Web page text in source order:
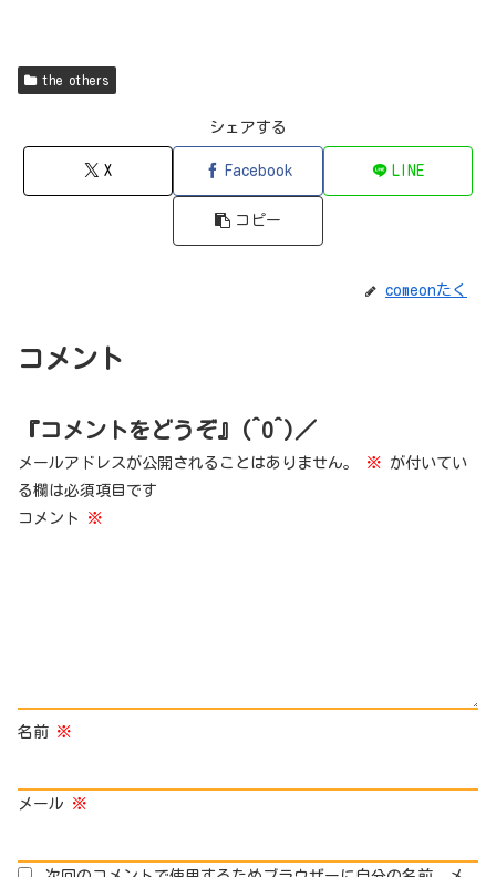
the others
シェアする
X Facebook LINE
コピー
comeonたく
コメント
『コメントをどうぞ』(^O^)／
メールアドレスが公開されることはありません。 ※ が付いてい
る欄は必須項目です
コメント ※
名前 ※
メール ※